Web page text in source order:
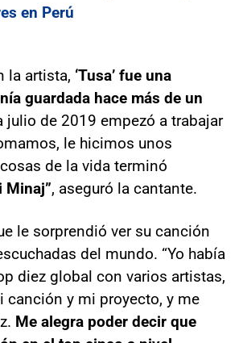
en Perú
la artista, ‘Tusa’ fue una
guardada hace más de un
julio de 2019 empezó a trabajar
le hicimos unos
de la vida terminó
Minaj”, aseguró la cantante.
le sorprendió ver su canción
del mundo. “Yo había
diez global con varios artistas,
canción y mi proyecto, y me
Me alegra poder decir que